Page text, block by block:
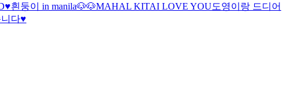
흰둥이 in manila🐶🐶MAHAL KITAI LOVE YOU도영이랑 드디어
다♥️